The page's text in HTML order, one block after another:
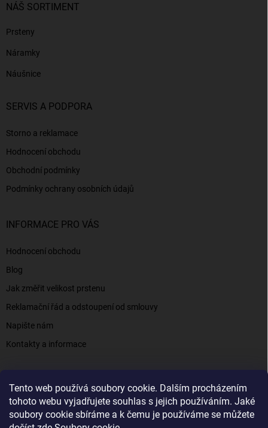
Tento web používá soubory cookie. Dalším procházením
tohoto webu vyjadřujete souhlas s jejich používáním. Jaké
soubory cookie sbíráme a k čemu je používáme se můžete
NÁŠ SORTIMENT
Prsteny
Náramky
Náušnice
SERVIS A PODPORA
Storno a reklamace
Hodnocení obchodu
Obchodní podmínky
Podmínky ochrany osobních údajů
INFORMACE PRO VÁS
Hodnocení obchodu
Blog
Jak změřit velikost prstenu
Reklamační řád a odstoupení od smlouvy
Napište nám
Kontakty a informace
Elenys.cz - šperky, kterým věříte už od roku 2016